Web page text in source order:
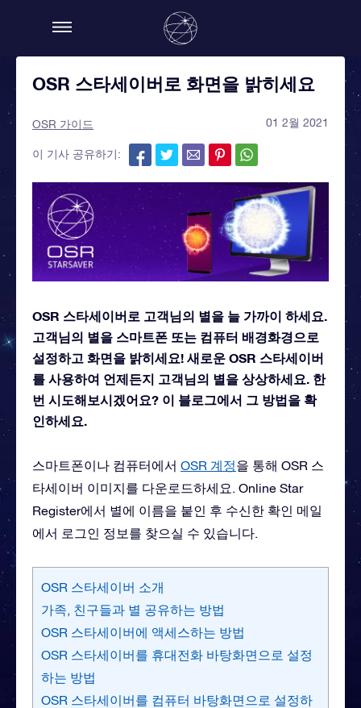
OSR 스타세이버로 화면을 밝히세요
OSR 가이드 01 2월 2021
이 기사 공유하기:
OSR 스타세이버로 고객님의 별을 늘 가까이 하세요.
고객님의 별을 스마트폰 또는 컴퓨터 배경화경으로
설정하고 화면을 밝히세요! 새로운 OSR 스타세이버
를 사용하여 언제든지 고객님의 별을 상상하세요. 한
번 시도해보시겠어요? 이 블로그에서 그 방법을 확
인하세요.
스마트폰이나 컴퓨터에서 OSR 계정을 통해 OSR 스
타세이버 이미지를 다운로드하세요. Online Star
Register에서 별에 이름을 붙인 후 수신한 확인 메일
에서 로그인 정보를 찾으실 수 있습니다.
OSR 스타세이버 소개
가족, 친구들과 별 공유하는 방법
OSR 스타세이버에 액세스하는 방법
OSR 스타세이버를 휴대전화 바탕화면으로 설정
하는 방법
OSR 스타세이버를 컴퓨터 바탕화면으로 설정하